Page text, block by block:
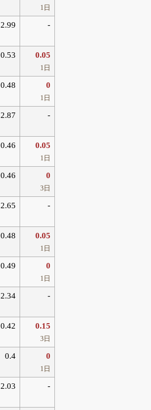
1日
2.99 -
0.53 0.05
1日
0.48 0
1日
2.87 -
0.46 0.05
1日
0.46 0
3日
2.65 -
0.48 0.05
1日
0.49 0
1日
2.34 -
0.42 0.15
3日
0.4 0
1日
2.03 -